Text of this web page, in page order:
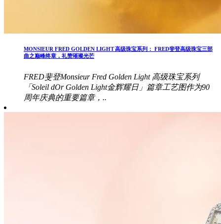
MONSIEUR FRED GOLDEN LIGHT 高级珠宝系列： FRED斐登高级珠宝三部
曲之巅峰终章，礼赞璀璨光芒
FRED斐登Monsieur Fred Golden Light 高级珠宝系列
「Soleil dOr Golden Light金辉耀日」篇章工艺图作为90
周年庆典的重要篇章，..